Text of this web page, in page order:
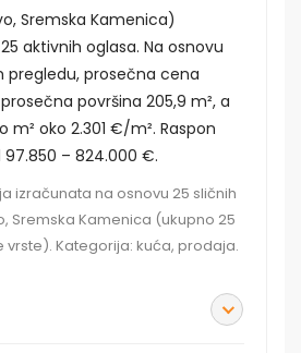
Sremska Kamenica)
aktivnih oglasa. Na osnovu
pregledu, prosečna cena
površina 205,9 m², a
oko 2.301 €/m². Raspon
– 824.000 €.
izračunata na osnovu 25 sličnih
Sremska Kamenica (ukupno 25
vrste). Kategorija: kuća, prodaja.